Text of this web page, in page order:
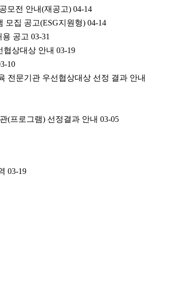
모전 안내(재공고) 04-14
모집 공고(ESG지원형) 04-14
공고 03-31
협상대상 안내 03-19
10
전문기관 우선협상대상 선정 결과 안내
(프로그램) 선정결과 안내 03-05
03-19